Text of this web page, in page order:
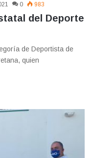
0 983
del Deporte
de Deportista de
quien